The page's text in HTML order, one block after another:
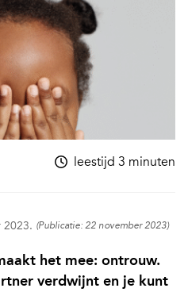
leestijd 3 minuten
2023. (Publicatie: 22 november 2023)
het mee: ontrouw.
verdwijnt en je kunt